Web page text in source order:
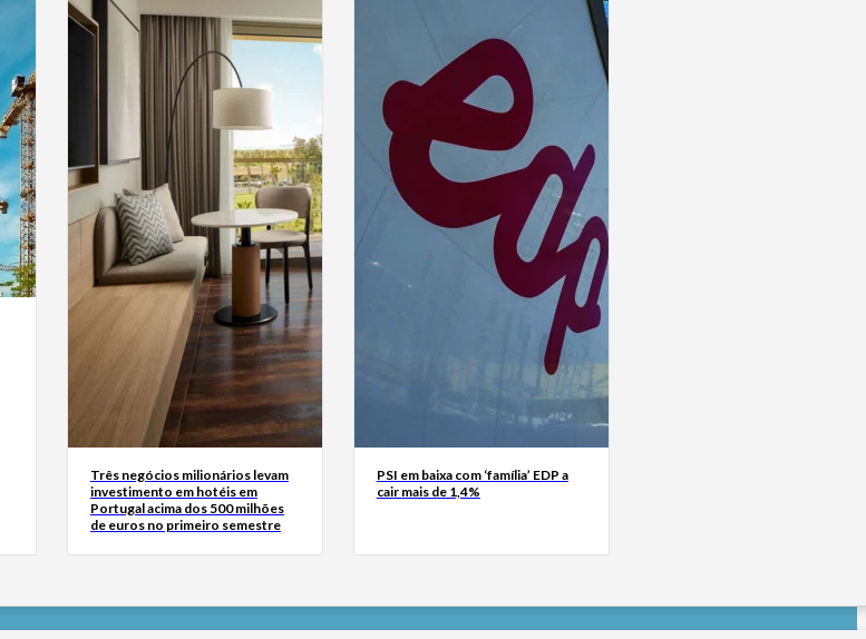
Três negócios milionários levam
investimento em hotéis em
Portugal acima dos 500 milhões
de euros no primeiro semestre
PSI em baixa com ‘família’ EDP a
cair mais de 1,4%